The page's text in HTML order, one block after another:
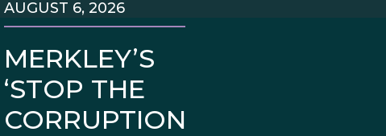
MERKLEY’S
‘STOP THE
CORRUPTION
AUGUST 6, 2026